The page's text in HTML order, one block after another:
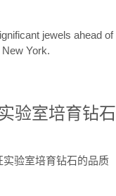
jewels ahead of
York.
验室培育钻石
验室培育钻石的品质